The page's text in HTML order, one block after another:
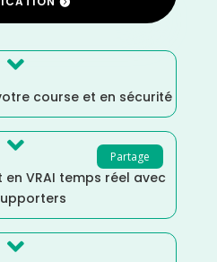

course et en sécurité
Partage

VRAI temps réel avec
